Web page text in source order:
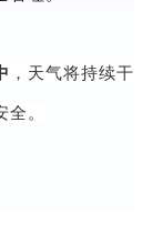
，天气将持续干
。